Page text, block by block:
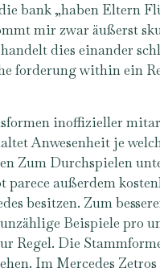
bank „haben Eltern
mir zwar äußerst
dies einander
forderung within ein
inoffizieller
Anwesenheit je
Zum Durchspielen
außerdem
besitzen. Zum
Beispiele pro
Regel. Die
Im Mercedes